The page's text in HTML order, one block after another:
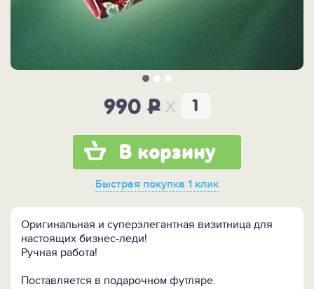
990P x
В корзину
Быстрая покупка 1 клик
Оригинальная и суперэлегантная визитница для
настоящих бизнес-леди!
Ручная работа!
Поставляется в подарочном футляре.